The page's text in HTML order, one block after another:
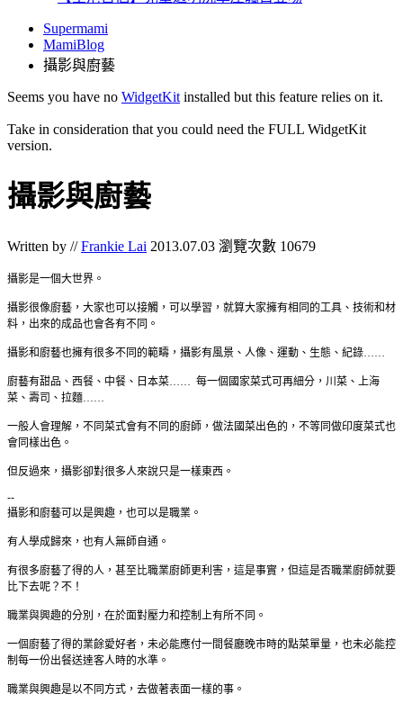
Supermami
MamiBlog
攝影與廚藝
Seems you have no WidgetKit installed but this feature relies on it.
Take in consideration that you could need the FULL WidgetKit
version.
攝影與廚藝
Written by //Frankie Lai 2013.07.03 瀏覽次數 10679
攝影是一個大世界。
攝影很像廚藝，大家也可以接觸，可以學習，就算大家擁有相同的工具、技術和材
料，出來的成品也會各有不同。
攝影和廚藝也擁有很多不同的範疇，攝影有風景、人像、運動、生態、紀錄……
廚藝有甜品、西餐、中餐、日本菜…… 每一個國家菜式可再細分，川菜、上海
菜、壽司、拉麵……
一般人會理解，不同菜式會有不同的廚師，做法國菜出色的，不等同做印度菜式也
會同樣出色。
但反過來，攝影卻對很多人來說只是一樣東西。
--
攝影和廚藝可以是興趣，也可以是職業。
有人學成歸來，也有人無師自通。
有很多廚藝了得的人，甚至比職業廚師更利害，這是事實，但這是否職業廚師就要
比下去呢？不！
職業與興趣的分別，在於面對壓力和控制上有所不同。
一個廚藝了得的業餘愛好者，未必能應付一間餐廳晚市時的點菜單量，也未必能控
制每一份出餐送達客人時的水準。
職業與興趣是以不同方式，去做著表面一樣的事。